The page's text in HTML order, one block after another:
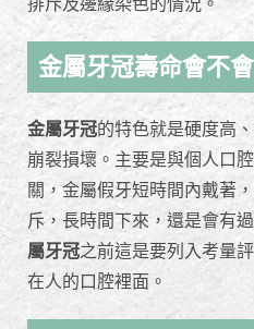
排斥及邊緣染色的情況。
金屬牙冠壽命會不
金屬牙冠的特色就是硬度高
崩裂損壞。主要是與個人口
關，金屬假牙短時間內戴著
斥，長時間下來，還是會有
屬牙冠之前這是要列入考量
在人的口腔裡面。